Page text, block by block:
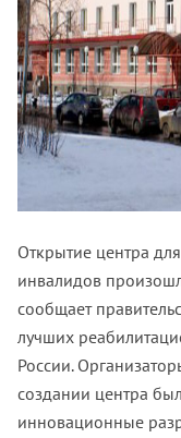
Открытие центра
инвалидов
сообщает
лучших
России.
создании центра
инновационные